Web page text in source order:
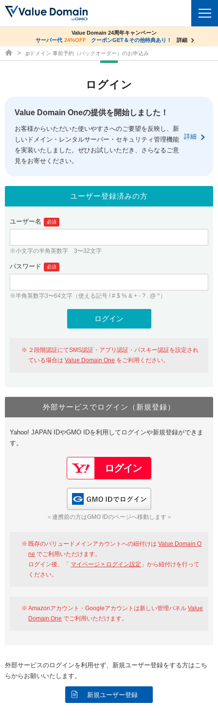
ドメイントップ
ドメイン移管
ドメイン価格一覧
ドメイン一括検索
.jpドメインオークション
gTLDオークション NEW!
.jpドメインバックオーダー
プレミアムドメイン
人気ドメインの種類
WHOIS検索
コアサーバー
バリューサーバー
XREA
セキュリティトップ
Value Domain ネットde診断
SSL証明書
サービストップ
お得意様割引
紹介制度
バリュードメインAPI
ドメイン・ホスティングOEM
facebook
ログイン
従来のバリュードメインをご利用希望の方
Value Domainにログイン
おすすめ One レンタルサーバーを含む最新の機能を使う方
Value Domain Oneにログイン
Google
GMO ID Amazon
※AmazonはValue Domain Oneのログイン画面へ遷移します
ユーザー登録
Value Domain Oneアカウント作成
以下でも登録可能
Google Yahoo!
GMO ID
co.jpドメイン✕コアサーバーV2ビジネス応援キャンペーン
サーバー料金1年間無料
詳細
Value Domain 24周年キャンペーン
サーバー代 24%OFF クーポンGET＆その他特典あり！ 詳細
ドメイン取得ならバリュードメイン
.jpドメイン 事前予約（バックオーダー）のお申込み
ログイン
Value Domain Oneの提供を開始しました！
お客様からいただいた使いやすさへのご要望を反映し、新
しいドメイン・レンタルサーバー・セキュリティ管理機能
を実装いたしました。ぜひお試しいただき、さらなるご意
見をお寄せください。
詳細
ユーザー登録済みの方
ユーザー名 必須
※小文字の半角英数字 3〜32文字
パスワード 必須
※半角英数字3〜64文字（使える記号 ! # $ % & + - ? . @ ^）
２段階認証にてSMS認証・アプリ認証・パスキー認証を設定され
ている場合はValue Domain One をご利用ください。
外部サービスでログイン（新規登録）
Yahoo! JAPAN IDやGMO IDを利用してログインや新規登録ができま
す。
＜連携前の方はGMO IDのページへ移動します＞
既存のバリュードメインアカウントへの紐付けはValue Domain O
ne でご利用いただけます。
ログイン後、「 マイページ > ログイン設定 」から紐付けを行って
ください。
Amazonアカウント・Googleアカウントは新しい管理パネルValue
Domain One でご利用いただけます。
外部サービスのログインを利用せず、新規ユーザー登録をする方はこち
らからお願いいたします。
新規ユーザー登録